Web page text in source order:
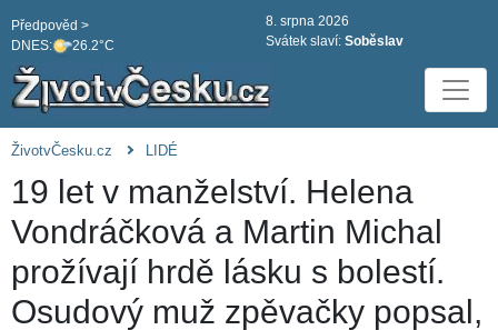
DNES: 26.2°C
Předpověd >
8. srpna 2026
Svátek slaví: Soběslav
ŽivotvČesku.cz LIDÉ
19 let v manželství. Helena
Vondráčková a Martin Michal
prožívají hrdě lásku s bolestí.
Osudový muž zpěvačky popsal,